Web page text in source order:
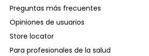
Preguntas más frecuentes
Opiniones de usuarios
Store locator
Para profesionales de la salud